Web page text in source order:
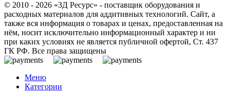
© 2010 - 2026 «3Д Ресурс» - поставщик оборудования и
расходных материалов для аддитивных технологий. Сайт, а
также вся информация о товарах и ценах, предоставленная на
нём, носит исключительно информационный характер и ни
при каких условиях не является публичной офертой, Ст. 437
ГК РФ. Все права защищены
Меню
Категории